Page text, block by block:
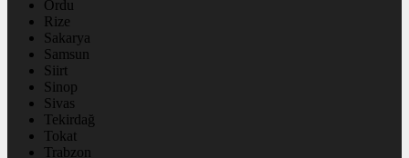
Ordu
Rize
Sakarya
Samsun
Siirt
Sinop
Sivas
Tekirdağ
Tokat
Trabzon